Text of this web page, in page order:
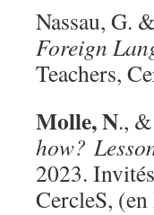
Nassau, G. &
Foreign
Teachers,
Molle, N.,
how?
2023.
CercleS,